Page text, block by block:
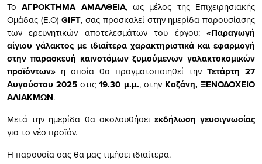
ΤοΑΓΡΟΚΤΗΜΑ ΑΜΑΛΘΕΙΑ, ως μέλος της Επιχειρησιακής
Ομάδας (Ε.Ο)GIFT, σας προσκαλεί στην ημερίδα παρουσίασης
των ερευνητικών αποτελεσμάτων του έργου: «Παραγωγή
αίγιου γάλακτος με ιδιαίτερα χαρακτηριστικά και εφαρμογή
στην παρασκευή καινοτόμων ζυμούμενων γαλακτοκομικών
προϊόντων» η οποία θα πραγματοποιηθεί την Τετάρτη 27
Αυγούστου 2025 στις19.30 μ.μ., στην Κοζάνη, ΞΕΝΟΔΟΧΕΙΟ
ΑΛΙΑΚΜΩΝ.
Μετά την ημερίδα θα ακολουθήσει εκδήλωση γευσιγνωσίας
για το νέο προϊόν.
Η παρουσία σας θα μας τιμήσει ιδιαίτερα.